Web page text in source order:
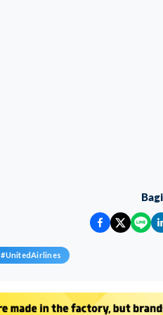
#UnitedAirlines